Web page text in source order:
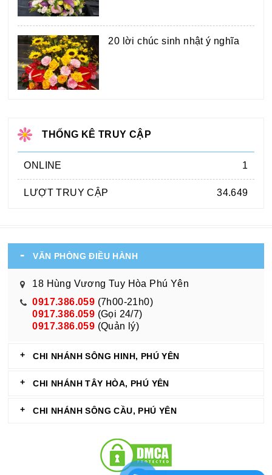
20 lời chúc sinh nhật ý nghĩa
THỐNG KÊ TRUY CẬP
ONLINE 1
LƯỢT TRUY CẬP 34.649
VĂN PHÒNG ĐIỀU HÀNH
18 Hùng Vương Tuy Hòa Phú Yên
0917.386.059 (7h00-21h0)
0917.386.059 (Gọi 24/7)
0917.386.059 (Quản lý)
CHI NHÁNH SÔNG HINH, PHÚ YÊN
CHI NHÁNH TÂY HÒA, PHÚ YÊN
CHI NHÁNH SÔNG CẦU, PHÚ YÊN